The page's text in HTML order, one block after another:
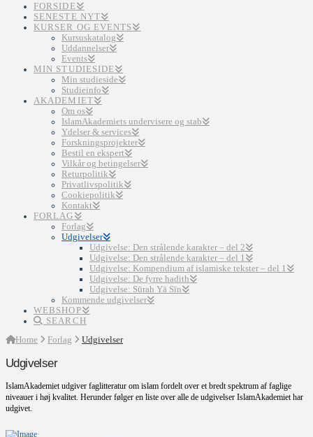
FORSIDE
SENESTE NYT
KURSER OG EVENTS
Kursuskatalog
Uddannelser
Events
MIN STUDIESIDE
Min studieside
Studieinfo
AKADEMIET
Om os
IslamAkademiets undervisere og stab
Ydelser & services
Forskningsprojekter
Bestil en ekspert
Vilkår og betingelser
Returpolitik
Privatlivspolitik
Cookiepolitik
Kontakt
FORLAG
Forlag
Udgivelser
Udgivelse: Den strålende karakter – del 2
Udgivelse: Den strålende karakter – del 1
Udgivelse: Kompendium af islamiske tekster – del 1
Udgivelse: De fyrre hadith
Udgivelse: Sūrah Yā Sīn
Kommende udgivelser
WEBSHOP
SEARCH
Home
Forlag Udgivelser
Udgivelser
IslamAkademiet udgiver faglitteratur om islam fordelt over et bredt spektrum af faglige
niveauer i høj kvalitet. Herunder følger en liste over alle de udgivelser IslamAkademiet har
udgivet.